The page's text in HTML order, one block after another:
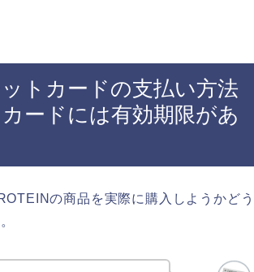
トカードの支払い方法
ードには有効期限があ
の商品を実際に購入しようかどう